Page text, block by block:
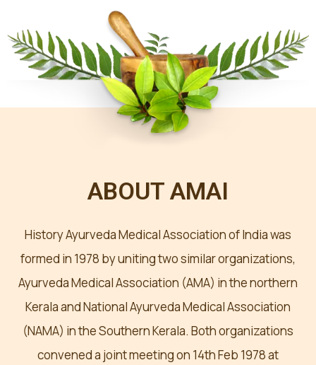
ABOUT AMAI
History Ayurveda Medical Association of India was
formed in 1978 by uniting two similar organizations,
Ayurveda Medical Association (AMA) in the northern
Kerala and National Ayurveda Medical Association
(NAMA) in the Southern Kerala. Both organizations
convened a joint meeting on 14th Feb 1978 at